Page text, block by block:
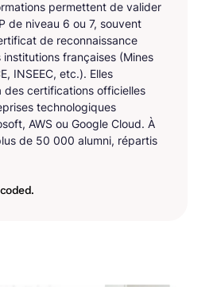
permettent de valider
de niveau 6 ou 7, souvent
de reconnaissance
françaises (Mines
INSEEC, etc.). Elles
des certifications officielles
technologiques
AWS ou Google Cloud. À
de 50 000 alumni, répartis